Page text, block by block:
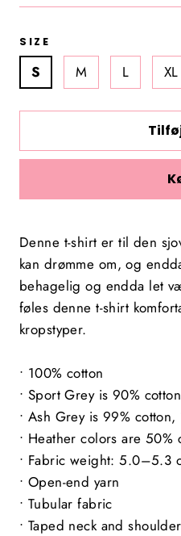
SIZE
S M L XL
Denne t-shirt er til den
kan drømme om, og
behagelig og endda let
føles denne t-shirt
kropstyper.
• 100% cotton
• Sport Grey is 90%
• Ash Grey is 99% cotton,
• Heather colors are
• Fabric weight: 5.0–5.3
• Open-end yarn
• Tubular fabric
• Taped neck and